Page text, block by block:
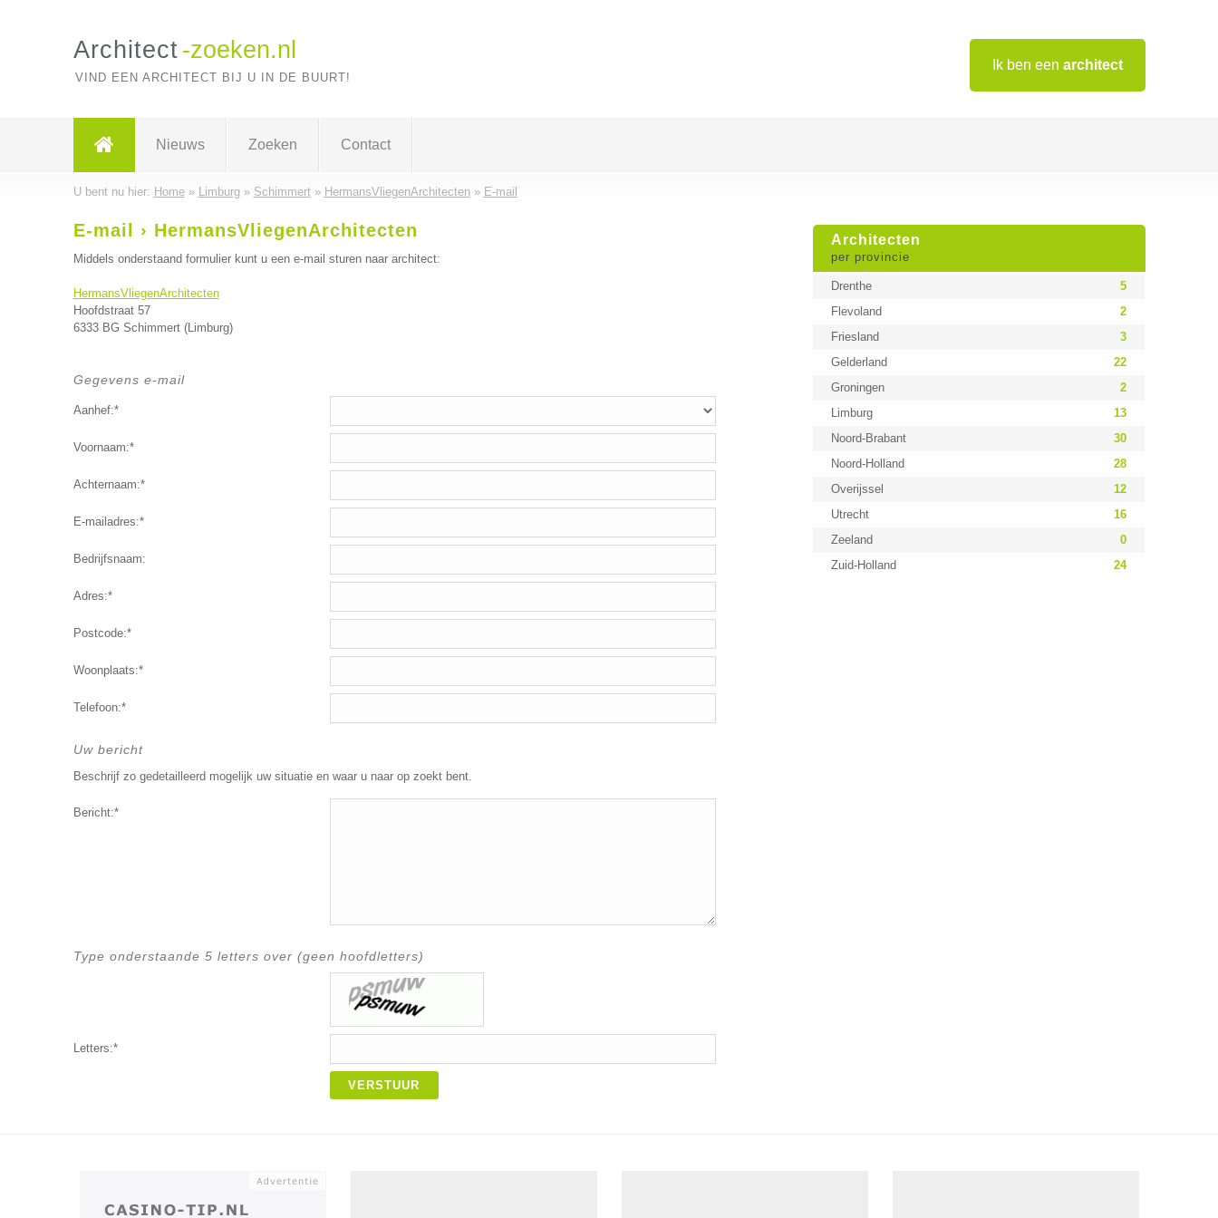
Ik ben een architect
Architect -zoeken.nl
VIND EEN ARCHITECT BIJ U IN DE BUURT!
Nieuws Zoeken Contact
U bent nu hier: Home» Limburg» Schimmert» HermansVliegenArchitecten» E-mail
Architecten
per provincie
Drenthe
5
Flevoland
2
Friesland
3
Gelderland
22
Groningen
2
Limburg
13
Noord-Brabant
30
Noord-Holland
28
Overijssel
12
Utrecht
16
Zeeland
0
Zuid-Holland
24
E-mail › HermansVliegenArchitecten
Middels onderstaand formulier kunt u een e-mail sturen naar architect:
HermansVliegenArchitecten
Hoofdstraat 57
6333 BG Schimmert (Limburg)
Gegevens e-mail
Aanhef:*
Voornaam:*
Achternaam:*
E-mailadres:*
Bedrijfsnaam:
Adres:*
Postcode:*
Woonplaats:*
Telefoon:*
Uw bericht
Beschrijf zo gedetailleerd mogelijk uw situatie en waar u naar op zoekt bent.
Bericht:*
Type onderstaande 5 letters over (geen hoofdletters)
Letters:*
VERSTUUR